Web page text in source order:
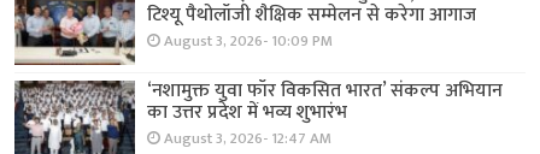
टिश्यू पैथोलॉजी शैक्षिक सम्मेलन से करेगा आगाज
August 3, 2026- 10:09 PM
‘नशामुक्त युवा फॉर विकसित भारत’ संकल्प अभियान
का उत्तर प्रदेश में भव्य शुभारंभ
August 3, 2026- 12:47 AM